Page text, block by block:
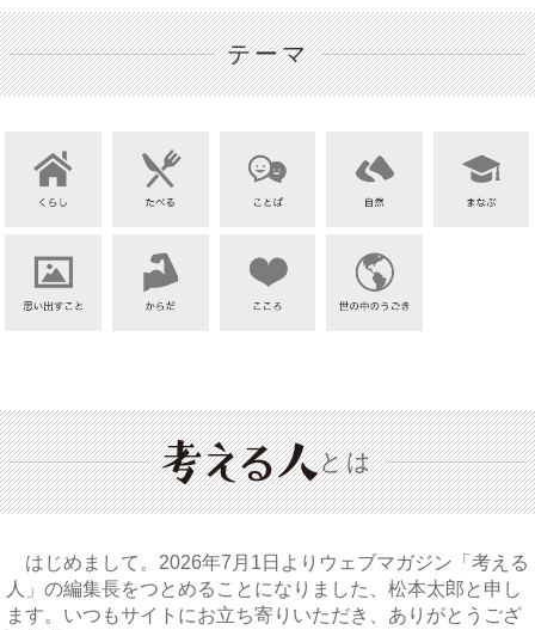
テーマ
とは
はじめまして。2026年7月1日よりウェブマガジン「考える
人」の編集長をつとめることになりました、松本太郎と申し
ます。いつもサイトにお立ち寄りいただき、ありがとうござ